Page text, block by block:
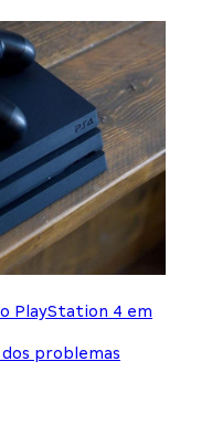
PlayStation 4 em
problemas